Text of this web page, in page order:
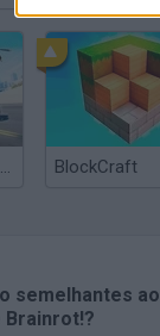
Flying Robot Transform BlockCraft
semelhantes ao
Brainrot!?